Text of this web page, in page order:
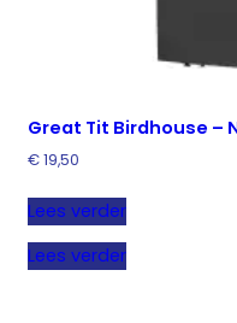
Great Tit Birdhouse –
€19,50
Lees verder
Lees verder